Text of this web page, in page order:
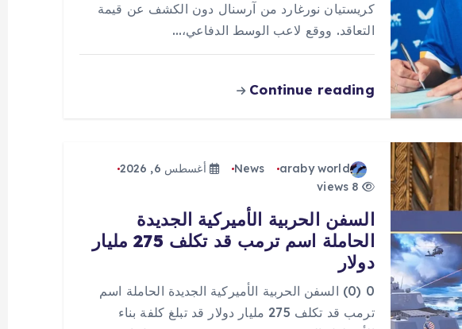
كريستيان نورغارد من آرسنال دون الكشف عن قيمة
التعاقد. ووقع لاعب الوسط الدفاعي،…
Continue reading
araby world
News
أغسطس 6, 2026
السفن الحربية الأميركية الجديدة
الحاملة اسم ترمب قد تكلف 275 مليار
دولار
0 (0) السفن الحربية الأميركية الجديدة الحاملة اسم
ترمب قد تكلف 275 مليار دولار قد تبلغ كلفة بناء